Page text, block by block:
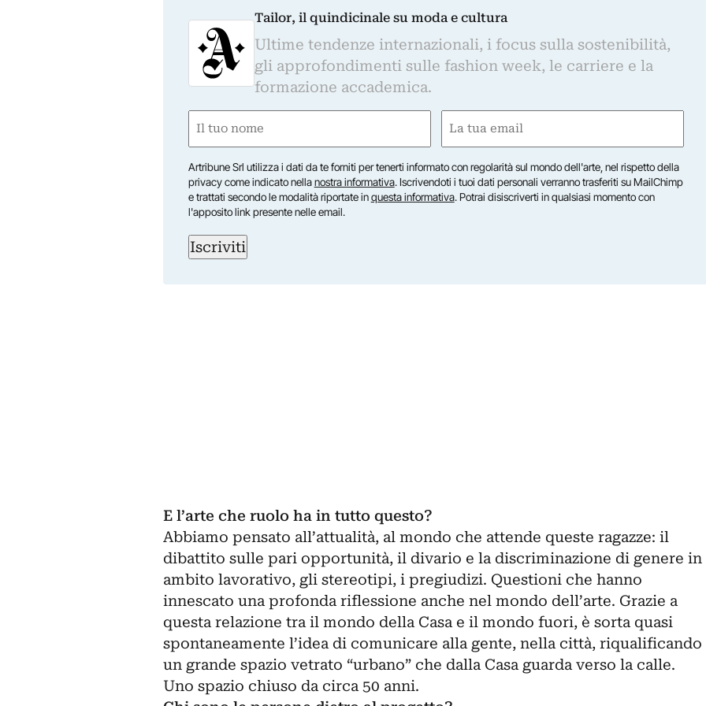
Tailor, il quindicinale su moda e cultura
Ultime tendenze internazionali, i focus sulla sostenibilità,
gli approfondimenti sulle fashion week, le carriere e la
formazione accademica.
Nome
Nome
Email
Artribune Srl utilizza i dati da te forniti per tenerti informato con regolarità sul mondo dell'arte, nel rispetto della
privacy come indicato nellanostra informativa. Iscrivendoti i tuoi dati personali verranno trasferiti su MailChimp
e trattati secondo le modalità riportate inquesta informativa. Potrai disiscriverti in qualsiasi momento con
l'apposito link presente nelle email.
Iscriviti
E l’arte che ruolo ha in tutto questo?
Abbiamo pensato all’attualità, al mondo che attende queste ragazze: il
dibattito sulle pari opportunità, il divario e la discriminazione di genere in
ambito lavorativo, gli stereotipi, i pregiudizi. Questioni che hanno
innescato una profonda riflessione anche nel mondo dell’arte. Grazie a
questa relazione tra il mondo della Casa e il mondo fuori, è sorta quasi
spontaneamente l’idea di comunicare alla gente, nella città, riqualificando
un grande spazio vetrato “urbano” che dalla Casa guarda verso la calle.
Uno spazio chiuso da circa 50 anni.